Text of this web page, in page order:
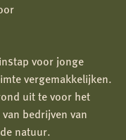
voor jonge
vergemakkelijken.
uit te voor het
bedrijven van
natuur.